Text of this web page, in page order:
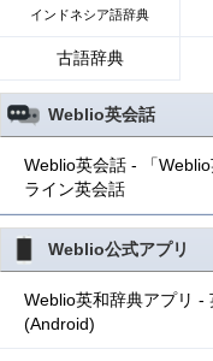
インドネシア語辞典
古語辞典
Weblio英会話
Weblio英会話 - 「
ライン英会話
Weblio公式アプリ
Weblio英和辞典アプリ -
(Android)